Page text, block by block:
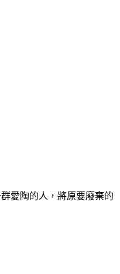
愛陶的人，將原要廢棄的